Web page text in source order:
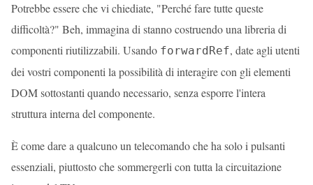
Potrebbe essere che vi chiediate, "Perché fare tutte queste
difficoltà?" Beh, immagina di stanno costruendo una libreria di
componenti riutilizzabili. Usando forwardRef, date agli utenti
dei vostri componenti la possibilità di interagire con gli elementi
DOM sottostanti quando necessario, senza esporre l'intera
struttura interna del componente.
È come dare a qualcuno un telecomando che ha solo i pulsanti
essenziali, piuttosto che sommergerli con tutta la circuitazione